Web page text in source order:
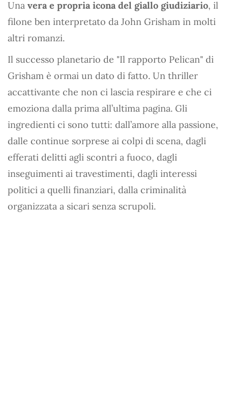
Una vera e propria icona del giallo giudiziario, il
filone ben interpretato da John Grisham in molti
altri romanzi.
Il successo planetario de "Il rapporto Pelican" di
Grisham è ormai un dato di fatto. Un thriller
accattivante che non ci lascia respirare e che ci
emoziona dalla prima all’ultima pagina. Gli
ingredienti ci sono tutti: dall’amore alla passione,
dalle continue sorprese ai colpi di scena, dagli
efferati delitti agli scontri a fuoco, dagli
inseguimenti ai travestimenti, dagli interessi
politici a quelli finanziari, dalla criminalità
organizzata a sicari senza scrupoli.